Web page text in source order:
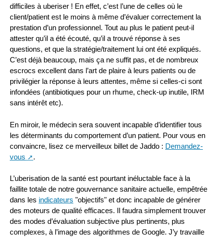
difficiles à uberiser ! En effet, c’est l’une de celles où le
client/patient est le moins à même d’évaluer correctement la
prestation d’un professionnel. Tout au plus le patient peut-il
attester qu’il a été écouté, qu’il a trouvé réponse à ses
questions, et que la stratégie/traitement lui ont été expliqués.
C’est déjà beaucoup, mais ça ne suffit pas, et de nombreux
escrocs excellent dans l’art de plaire à leurs patients ou de
privilégier la réponse à leurs attentes, même si celles-ci sont
infondées (antibiotiques pour un rhume, check-up inutile, IRM
sans intérêt etc).
En miroir, le médecin sera souvent incapable d’identifier tous
les déterminants du comportement d’un patient. Pour vous en
convaincre, lisez ce merveilleux billet de Jaddo : Demandez-
vous
.
L’uberisation de la santé est pourtant inéluctable face à la
faillite totale de notre gouvernance sanitaire actuelle, empêtrée
dans les indicateurs "objectifs" et donc incapable de générer
des moteurs de qualité efficaces. Il faudra simplement trouver
des modes d’évaluation subjective plus pertinents, plus
complexes, à l’image des algorithmes de Google. J’y travaille